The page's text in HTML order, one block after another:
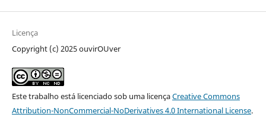
Licença
Copyright (c) 2025 ouvirOUver
Este trabalho está licenciado sob uma licençaCreative Commons
Attribution-NonCommercial-NoDerivatives 4.0 International License.